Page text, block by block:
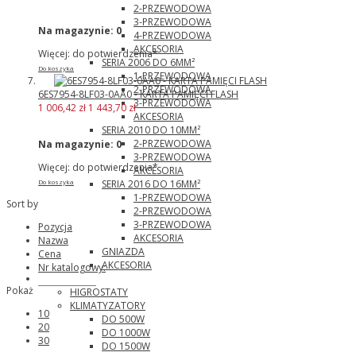
2-PRZEWODOWA
3-PRZEWODOWA
4-PRZEWODOWA
AKCESORIA
SERIA 2006 DO 6MM²
1-PRZEWODOWA
2-PRZEWODOWA
3-PRZEWODOWA
AKCESORIA
SERIA 2010 DO 10MM²
2-PRZEWODOWA
3-PRZEWODOWA
AKCESORIA
SERIA 2016 DO 16MM²
1-PRZEWODOWA
2-PRZEWODOWA
3-PRZEWODOWA
AKCESORIA
GNIAZDA
AKCESORIA
HIGROSTATY
KLIMATYZATORY
DO 500W
DO 1000W
DO 1500W
Na magazynie: 0
Więcej: do potwierdzenia*
Do koszyka
6ES7954-8LF03-0AA0 - KARTA PAMIĘCI FLASH
1 006,42 zł 1 443,70 zł
Na magazynie: 0
Więcej: do potwierdzenia*
Do koszyka
Sort by
Pozycja
Nazwa
Cena
Nr katalogowy:
Pokaż
10
20
30